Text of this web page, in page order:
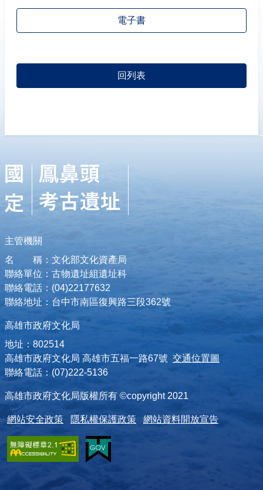
電子書
回列表
主管機關
名 稱：文化部文化資產局
聯絡單位：古物遺址組遺址科
聯絡電話：(04)22177632
聯絡地址：台中市南區復興路三段362號
高雄市政府文化局
地址：802514
高雄市政府文化局 高雄市五福一路67號 交通位置圖
聯絡電話：(07)222-5136
高雄市政府文化局版權所有 ©copyright 2021
網站安全政策 隱私權保護政策 網站資料開放宣告